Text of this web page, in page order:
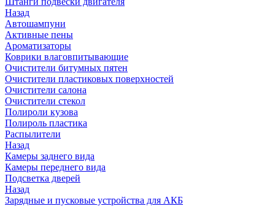
Назад
Автошампуни
Активные пены
Ароматизаторы
Коврики влаговпитывающие
Очистители битумных пятен
Очистители пластиковых поверхностей
Очистители салона
Очистители стекол
Полироли кузова
Полироль пластика
Распылители
Назад
Камеры заднего вида
Камеры переднего вида
Подсветка дверей
Назад
Зарядные и пусковые устройства для АКБ